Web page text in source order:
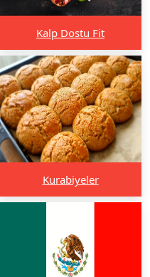
Kalp Dostu Fit
Kurabiyeler